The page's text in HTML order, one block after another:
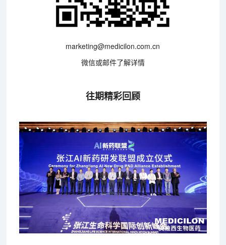
marketing@medicilon.com.cn
微信或邮件了解详情
往期精彩回顾